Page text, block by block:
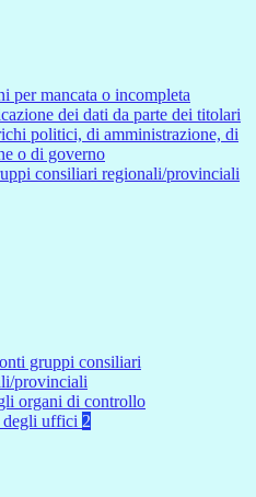
per mancata o incompleta
dei dati da parte dei titolari
politici, di amministrazione, di
o di governo
consiliari regionali/provinciali
gruppi consiliari
provinciali
organi di controllo
uffici 2